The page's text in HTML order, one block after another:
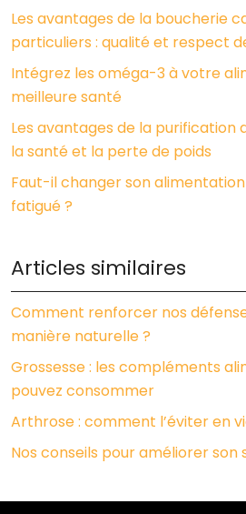
Les avantages de la boucherie
particuliers : qualité et respect
Intégrez les oméga-3 à votre
meilleure santé
Les avantages de la purification
la santé et la perte de poids
Faut-il changer son
fatigué ?
Articles similaires
Comment renforcer nos
manière naturelle ?
Grossesse : les compléments
pouvez consommer
Arthrose : comment l’éviter en
Nos conseils pour améliorer son